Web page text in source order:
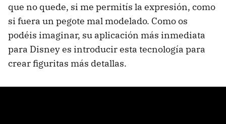
que no quede, si me permitís la expresión, como
si fuera un pegote mal modelado. Como os
podéis imaginar, su aplicación más inmediata
para Disney es introducir esta tecnología para
crear figuritas más detallas.